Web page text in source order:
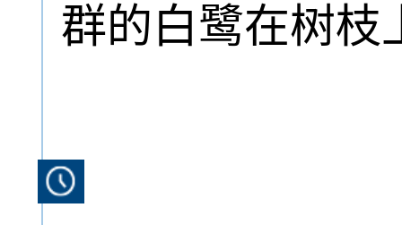
群的白鹭在树